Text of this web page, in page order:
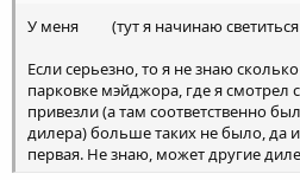
У меня
(тут я начинаю
Если серьезно, то я не знаю
парковке мэйджора, где я смотрел
привезли (а там соответственно
дилера) больше таких не было, да
первая. Не знаю, может другие